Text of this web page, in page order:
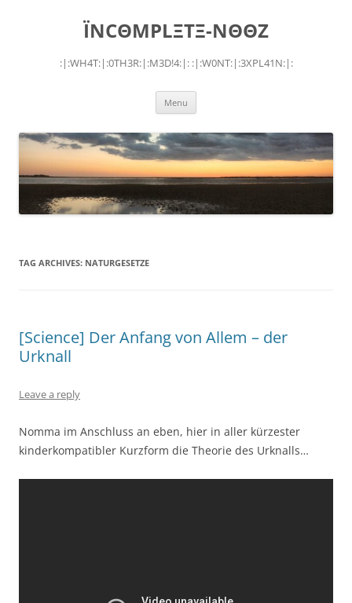
ÏNCΘMPLΞTΞ-NΘΘZ
:|:WH4T:|:0TH3R:|:M3D!4:|: :|:W0NT:|:3XPL41N:|:
Menu
TAG ARCHIVES: NATURGESETZE
[Science] Der Anfang von Allem – der
Urknall
Leave a reply
Nomma im Anschluss an eben, hier in aller kürzester
kinderkompatibler Kurzform die Theorie des Urknalls…